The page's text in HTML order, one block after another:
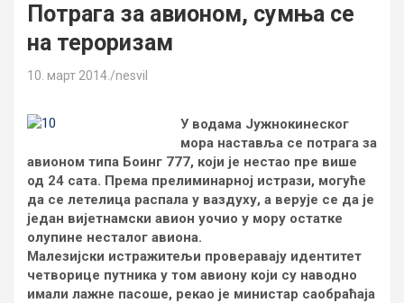
Потрага за авионом, сумња се
на тероризам
10. март 2014. nesvil
У водама Јужнокинеског
мора наставља се потрага за
авионом типа Боинг 777, који је нестао пре више
од 24 сата. Према прелиминарној истрази, могуће
да се летелица распала у ваздуху, а верује се да је
један вијетнамски авион уочио у мору остатке
олупине несталог авиона.
Малезијски истражитељи проверавају идентитет
четворице путника у том авиону који су наводно
имали лажне пасоше, рекао је министар саобраћаја